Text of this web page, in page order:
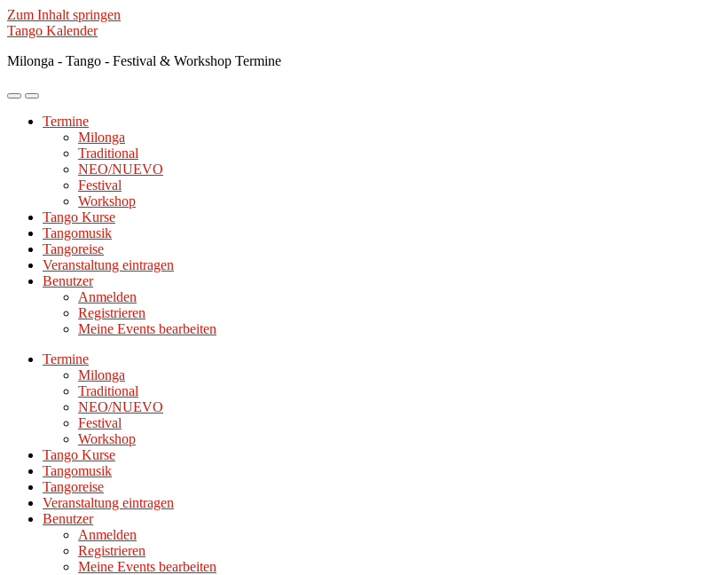
Zum Inhalt springen
Tango Kalender
Milonga - Tango - Festival & Workshop Termine
Mobile-
ein-/ausblenden
Suchfeld
ein-/ausblenden
Termine
Milonga
Traditional
NEO/NUEVO
Festival
Workshop
Tango Kurse
Tangomusik
Tangoreise
Veranstaltung eintragen
Benutzer
Anmelden
Registrieren
Meine Events bearbeiten
Termine
Milonga
Traditional
NEO/NUEVO
Festival
Workshop
Tango Kurse
Tangomusik
Tangoreise
Veranstaltung eintragen
Benutzer
Anmelden
Registrieren
Meine Events bearbeiten